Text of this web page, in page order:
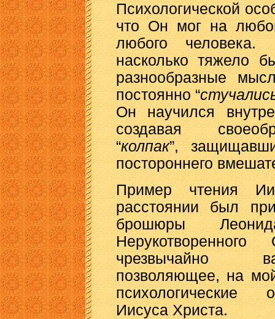
Психологической
что Он мог на
любого человека.
насколько тяжело
разнообразные
постоянно “
Он научился
создавая
“колпак”,
постороннего
Пример чтения
расстоянии был
брошюры
чрезвычайно
позволяющее, на
психологические
Иисуса Христа.